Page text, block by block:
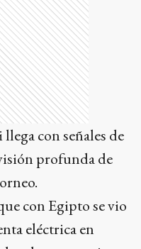
con señales de
profunda de
con Egipto se vio
eléctrica en